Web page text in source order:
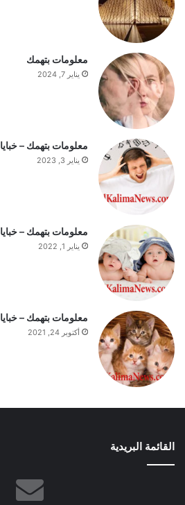
ا
ل
ه
ي
م
ي
و
م
معلومات بتهمك
يناير 7, 2024
معلومات بتهمك – خبايا
يناير 3, 2023
معلومات بتهمك – خبايا
يناير 1, 2022
معلومات بتهمك – خبايا
أكتوبر 24, 2021
القائمة البريدية